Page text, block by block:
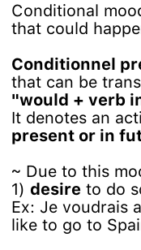
Сonditional
that could
Conditionnel
that can be
"would + verb
It denotes an
present or in
~ Due to this
1) desire to do
Ex: Je voudrais
like to go to